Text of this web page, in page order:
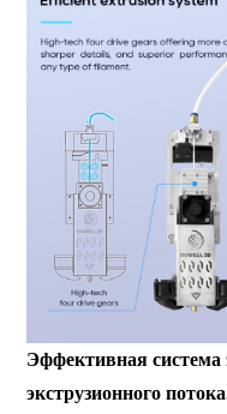
Эффективная система
экструзионного